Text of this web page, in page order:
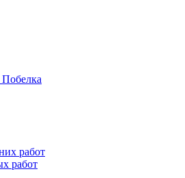
работ
работ